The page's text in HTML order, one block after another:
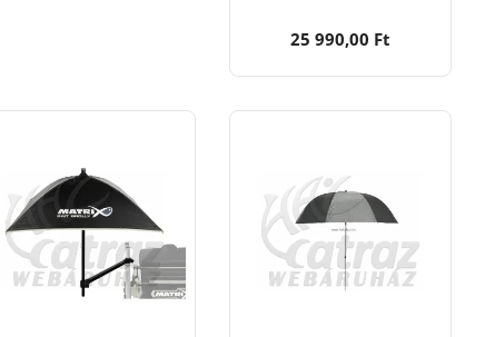
25 990,00 Ft